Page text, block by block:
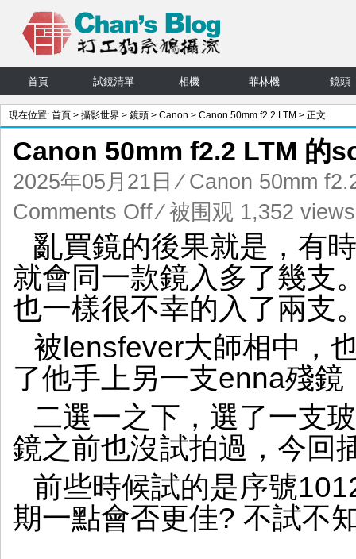
首頁 試鏡清單 相機 菲林機 鏡頭
現在位置: 首頁 > 攝影世界 > 鏡頭 > Canon > Canon 50mm f2.2 LTM > 正文
Canon 50mm f2.2 LTM 的
2025年05月21日 ⁄ Canon 50mm
Comments Offon
Canon
50mm
f2.2
LTM
的
sony
⁄ 被围观 1,352
亂買鏡的後果就是，有
就會同一款鏡入多了幾支
也一樣很不幸的入了兩支
被lensfever大師相中，
了他手上另一支enna殘
二選一之下，選了一支
鏡之前也沒試拍過，今回
前些時候試的是序號
期一點會否更佳? 不試不